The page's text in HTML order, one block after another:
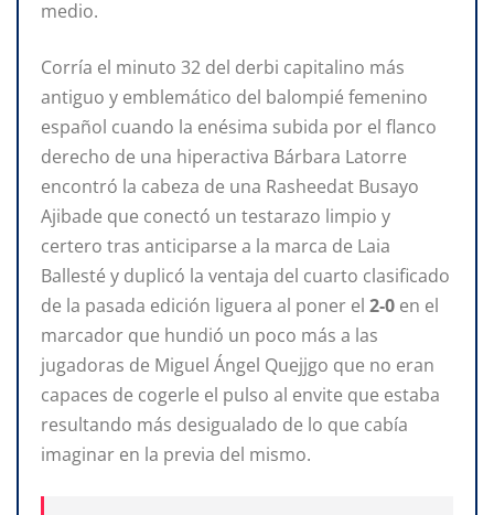
medio.
Corría el minuto 32 del derbi capitalino más
antiguo y emblemático del balompié femenino
español cuando la enésima subida por el flanco
derecho de una hiperactiva Bárbara Latorre
encontró la cabeza de una Rasheedat Busayo
Ajibade que conectó un testarazo limpio y
certero tras anticiparse a la marca de Laia
Ballesté y duplicó la ventaja del cuarto clasificado
de la pasada edición liguera al poner el 2-0 en el
marcador que hundió un poco más a las
jugadoras de Miguel Ángel Quejjgo que no eran
capaces de cogerle el pulso al envite que estaba
resultando más desigualado de lo que cabía
imaginar en la previa del mismo.